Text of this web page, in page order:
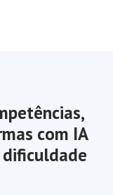
com IA